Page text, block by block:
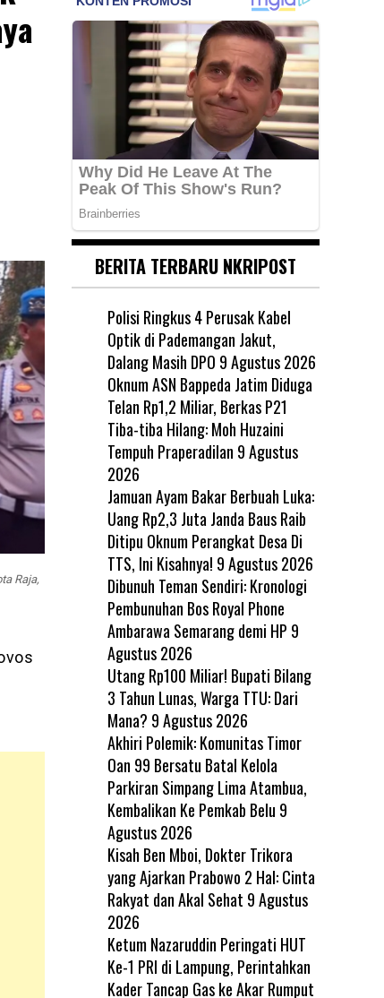
Raja,
BERITA TERBARU NKRIPOST
Polisi Ringkus 4 Perusak Kabel
Optik di Pademangan Jakut,
Dalang Masih DPO 9 Agustus 2026
Oknum ASN Bappeda Jatim Diduga
Telan Rp1,2 Miliar, Berkas P21
Tiba-tiba Hilang: Moh Huzaini
Tempuh Praperadilan 9 Agustus
2026
Jamuan Ayam Bakar Berbuah Luka:
Uang Rp2,3 Juta Janda Baus Raib
Ditipu Oknum Perangkat Desa Di
TTS, Ini Kisahnya! 9 Agustus 2026
Dibunuh Teman Sendiri: Kronologi
Pembunuhan Bos Royal Phone
Ambarawa Semarang demi HP 9
Agustus 2026
Utang Rp100 Miliar! Bupati Bilang
3 Tahun Lunas, Warga TTU: Dari
Mana? 9 Agustus 2026
Akhiri Polemik: Komunitas Timor
Oan 99 Bersatu Batal Kelola
Parkiran Simpang Lima Atambua,
Kembalikan Ke Pemkab Belu 9
Agustus 2026
Kisah Ben Mboi, Dokter Trikora
yang Ajarkan Prabowo 2 Hal: Cinta
Rakyat dan Akal Sehat 9 Agustus
2026
Ketum Nazaruddin Peringati HUT
Ke-1 PRI di Lampung, Perintahkan
Kader Tancap Gas ke Akar Rumput